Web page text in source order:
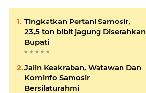
Tingkatkan Pertani Samosir,
23,5 ton bibit jagung Diserahkan
Bupati
Jalin Keakraban, Watawan Dan
Kominfo Samosir
Bersilaturahmi